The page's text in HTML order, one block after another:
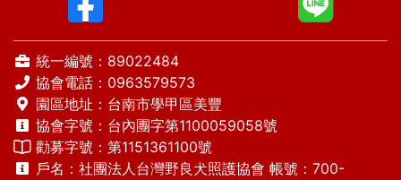
統一編號：89022484
協會電話： 0963579573
園區地址：台南市學甲區美豐
協會字號：台內團字第1100059058號
勸募字號：第1151361100號
戶名：社團法人台灣野良犬照護協會 帳號：700-